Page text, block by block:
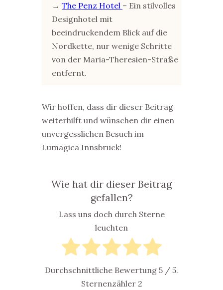
→ The Penz Hotel – Ein stilvolles
Designhotel mit
beeindruckendem Blick auf die
Nordkette, nur wenige Schritte
von der Maria-Theresien-Straße
entfernt.
Wir hoffen, dass dir dieser Beitrag
weiterhilft und wünschen dir einen
unvergesslichen Besuch im
Lumagica Innsbruck!
Wie hat dir dieser Beitrag
gefallen?
Lass uns doch durch Sterne
leuchten
Durchschnittliche Bewertung 5 / 5.
Sternenzähler 2